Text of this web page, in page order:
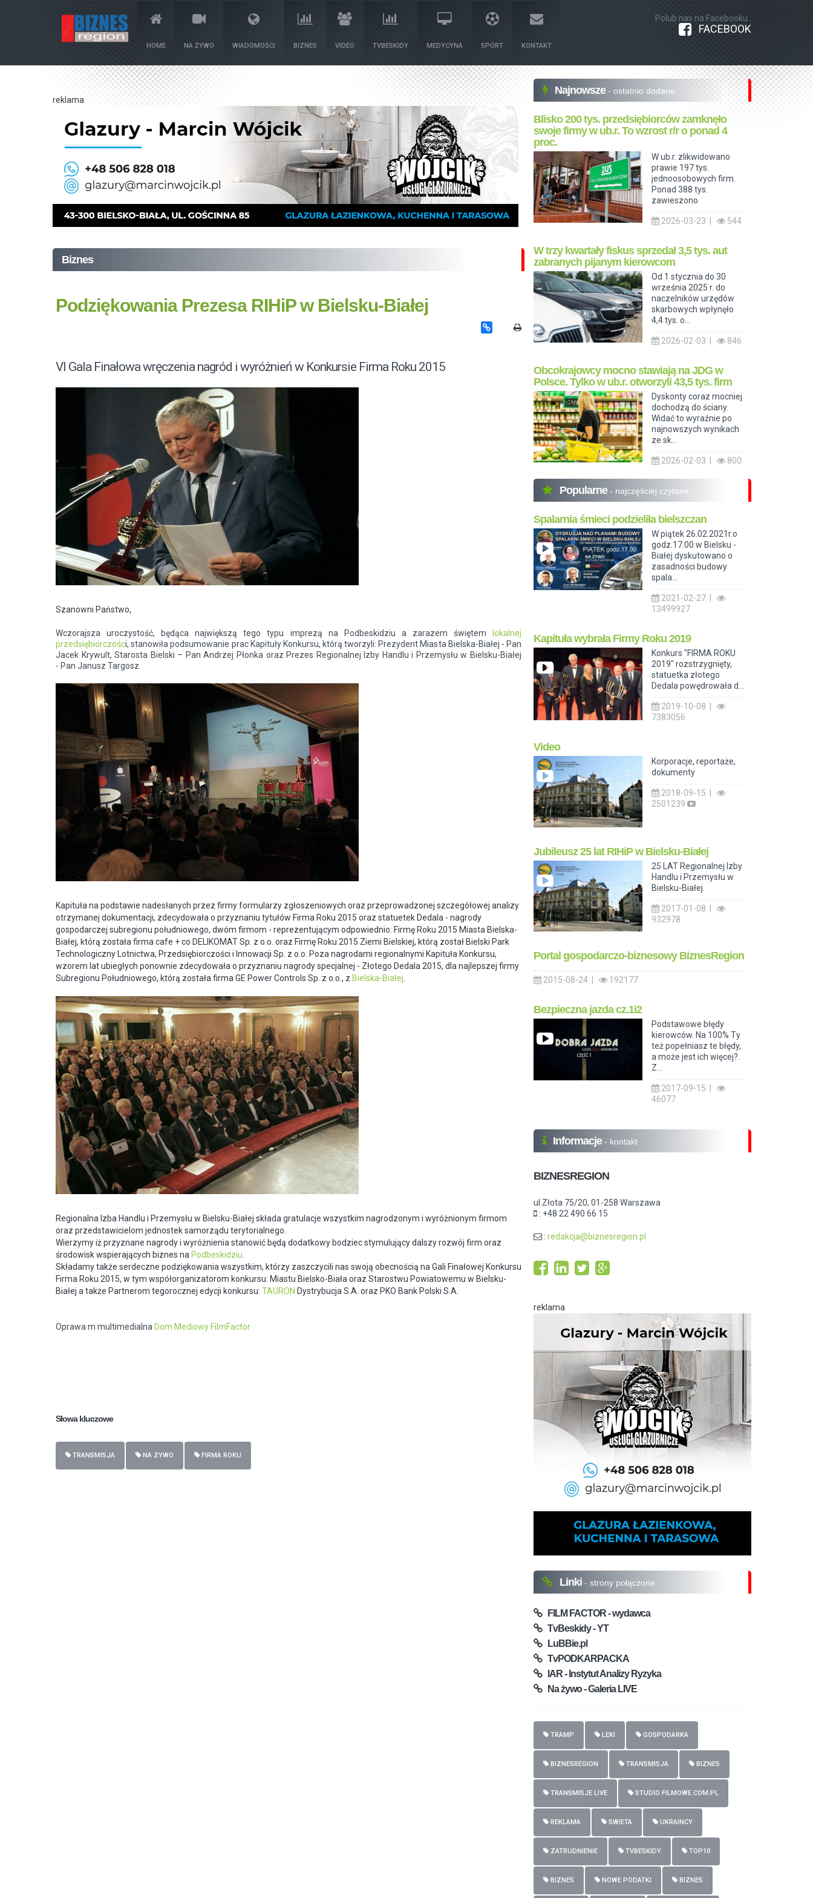
HOME NA ŻYWO WIADOMOŚCI BIZNES VIDEO TVBESKIDY MEDYCYNA SPORT KONTAKT
Polub nas na Facebooku :
FACEBOOK
reklama
Biznes
Podziękowania Prezesa RIHiP w Bielsku-Białej
VI Gala Finałowa wręczenia nagród i wyróżnień w Konkursie Firma Roku 2015
Szanowni Państwo,
Wczorajsza uroczystość, będąca największą tego typu imprezą na Podbeskidziu a zarazem świętem
lokalnej
przedsiębiorczości, stanowiła podsumowanie prac Kapituły Konkursu, którą tworzyli: Prezydent Miasta Bielska-Białej - Pan
Jacek Krywult, Starosta Bielski – Pan Andrzej Płonka oraz Prezes Regionalnej Izby Handlu i Przemysłu w Bielsku-Białej
- Pan Janusz Targosz.
Kapituła na podstawie nadesłanych przez firmy formularzy zgłoszeniowych oraz przeprowadzonej szczegółowej analizy
otrzymanej dokumentacji, zdecydowała o przyznaniu tytułów Firma Roku 2015 oraz statuetek Dedala - nagrody
gospodarczej subregionu południowego, dwóm firmom - reprezentującym odpowiednio: Firmę Roku 2015 Miasta Bielska-
Białej, którą została firma cafe + co DELIKOMAT Sp. z o.o. oraz Firmę Roku 2015 Ziemi Bielskiej, którą został Bielski Park
Technologiczny Lotnictwa, Przedsiębiorczości i Innowacji Sp. z o.o. Poza nagrodami regionalnymi Kapituła Konkursu,
wzorem lat ubiegłych ponownie zdecydowała o przyznaniu nagrody specjalnej - Złotego Dedala 2015, dla najlepszej firmy
Subregionu Południowego, którą została firma GE Power Controls Sp. z o.o., z Bielska-Białej
Regionalna Izba Handlu i Przemysłu w Bielsku-Białej składa gratulacje wszystkim nagrodzonym i wyróżnionym firmom
oraz przedstawicielom jednostek samorządu terytorialnego.
Wierzymy iż przyznane nagrody i wyróżnienia stanowić będą dodatkowy bodziec stymulujący dalszy rozwój firm oraz
środowisk wspierających biznes na Podbeskidziu
Składamy także serdeczne podziękowania wszystkim, którzy zaszczycili nas swoją obecnością na Gali Finałowej Konkursu
Firma Roku 2015, w tym współorganizatorom konkursu: Miastu Bielsko-Biała oraz Starostwu Powiatowemu w Bielsku-
Białej a także Partnerom tegorocznej edycji konkursu: TAURON Dystrybucja S.A. oraz PKO Bank Polski S.A.
Oprawa m multimedialna Dom Mediowy FilmFactor
Słowa kluczowe
TRANSMISJA NA ZYWO FIRMA ROKU
Najnowsze - ostatnio dodane
Blisko 200 tys. przedsiębiorców zamknęło
swoje firmy w ub.r. To wzrost r/r o ponad 4
proc.
W ub.r. zlikwidowano
prawie 197 tys.
jednoosobowych firm.
Ponad 388 tys.
zawieszono
2026-03-23 | 544
W trzy kwartały fiskus sprzedał 3,5 tys. aut
zabranych pijanym kierowcom
Od 1 stycznia do 30
września 2025 r. do
naczelników urzędów
skarbowych wpłynęło
4,4 tys. o...
2026-02-03 | 846
Obcokrajowcy mocno stawiają na JDG w
Polsce. Tylko w ub.r. otworzyli 43,5 tys. firm
Dyskonty coraz mocniej
dochodzą do ściany.
Widać to wyraźnie po
najnowszych wynikach
ze sk...
2026-02-03 | 800
Popularne - najczęściej czytane
Spalarnia śmieci podzieliła bielszczan
W piątek 26.02.2021r.o
godz.17.00 w Bielsku -
Białej dyskutowano o
zasadności budowy
spala...
2021-02-27 |
13499927
Kapituła wybrała Firmy Roku 2019
Konkurs "FIRMA ROKU
2019" rozstrzygnięty,
statuetka złotego
Dedala powędrowała d...
2019-10-08 |
7383056
Video
Korporacje, reportaże,
dokumenty
2018-09-15 |
2501239
Jubileusz 25 lat RIHiP w Bielsku-Białej
25 LAT Regionalnej Izby
Handlu i Przemysłu w
Bielsku-Białej
2017-01-08 |
932978
Portal gospodarczo-biznesowy BiznesRegion
2015-08-24 | 192177
Bezpieczna jazda cz.1i2
Podstawowe błędy
kierowców. Na 100% Ty
też popełniasz te błędy,
a może jest ich więcej?.
Z...
2017-09-15 |
46077
Informacje - kontakt
BIZNESREGION
ul.Złota 75/20, 01-258 Warszawa
: +48 22 490 66 15
: redakcja@biznesregion.pl
reklama
Linki - strony połączone
FILM FACTOR - wydawca
TvBeskidy - YT
LuBBie.pl
TvPODKARPACKA
IAR - Instytut Analizy Ryzyka
Na żywo - Galeria LIVE
TRAMP LEKI GOSPODARKA
BIZNESREGION TRANSMISJA BIZNES
TRANSMISJE LIVE STUDIO FILMOWE.COM.PL
REKLAMA SWIETA UKRAINCY
ZATRUDNIENIE TVBESKIDY TOP10
BIZNES NOWE PODATKI BIZNES